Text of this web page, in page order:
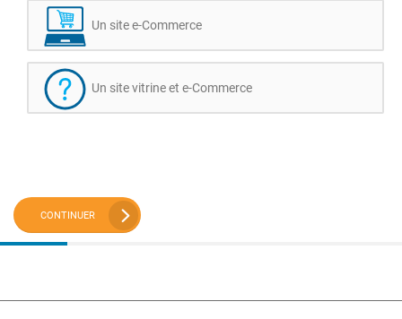
Un site e-Commerce
Un site vitrine et e-Commerce
CONTINUER